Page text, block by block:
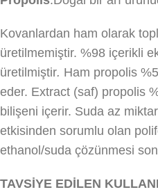
Kovanlardan ham olarak
üretilmemiştir. %98 içerikli
üretilmiştir. Ham propolis
eder. Extract (saf) propolis
bilişeni içerir. Suda az
etkisinden sorumlu olan
ethanol/suda çözünmesi
TAVSİYE EDİLEN